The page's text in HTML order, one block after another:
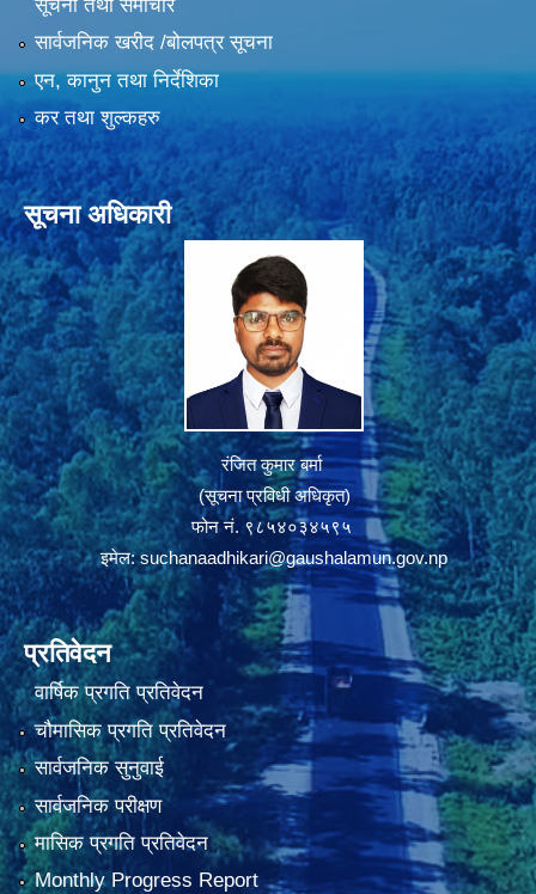
सूचना तथा समाचार
सार्वजनिक खरीद /बोलपत्र सूचना
एन, कानुन तथा निर्देशिका
कर तथा शुल्कहरु
सूचना अधिकारी
रंजित कुमार बर्मा
(सूचना प्रविधी अधिकृत)
फोन नं. ९८५४०३४५९५
इमेल:suchanaadhikari@gaushalamun.gov.np
प्रतिवेदन
वार्षिक प्रगति प्रतिवेदन
चौमासिक प्रगति प्रतिवेदन
सार्वजनिक सुनुवाई
सार्वजनिक परीक्षण
मासिक प्रगति प्रतिवेदन
Monthly Progress Report